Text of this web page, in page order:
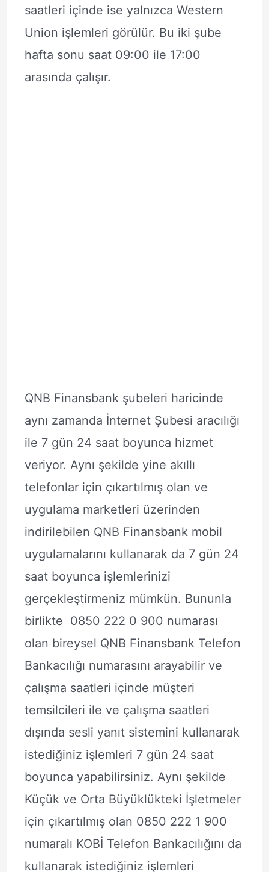
saatleri içinde ise yalnızca Western
Union işlemleri görülür. Bu iki şube
hafta sonu saat 09:00 ile 17:00
arasında çalışır.
QNB Finansbank şubeleri haricinde
aynı zamanda İnternet Şubesi aracılığı
ile 7 gün 24 saat boyunca hizmet
veriyor. Aynı şekilde yine akıllı
telefonlar için çıkartılmış olan ve
uygulama marketleri üzerinden
indirilebilen QNB Finansbank mobil
uygulamalarını kullanarak da 7 gün 24
saat boyunca işlemlerinizi
gerçekleştirmeniz mümkün. Bununla
birlikte 0850 222 0 900 numarası
olan bireysel QNB Finansbank Telefon
Bankacılığı numarasını arayabilir ve
çalışma saatleri içinde müşteri
temsilcileri ile ve çalışma saatleri
dışında sesli yanıt sistemini kullanarak
istediğiniz işlemleri 7 gün 24 saat
boyunca yapabilirsiniz. Aynı şekilde
Küçük ve Orta Büyüklükteki İşletmeler
için çıkartılmış olan 0850 222 1 900
numaralı KOBİ Telefon Bankacılığını da
kullanarak istediğiniz işlemleri